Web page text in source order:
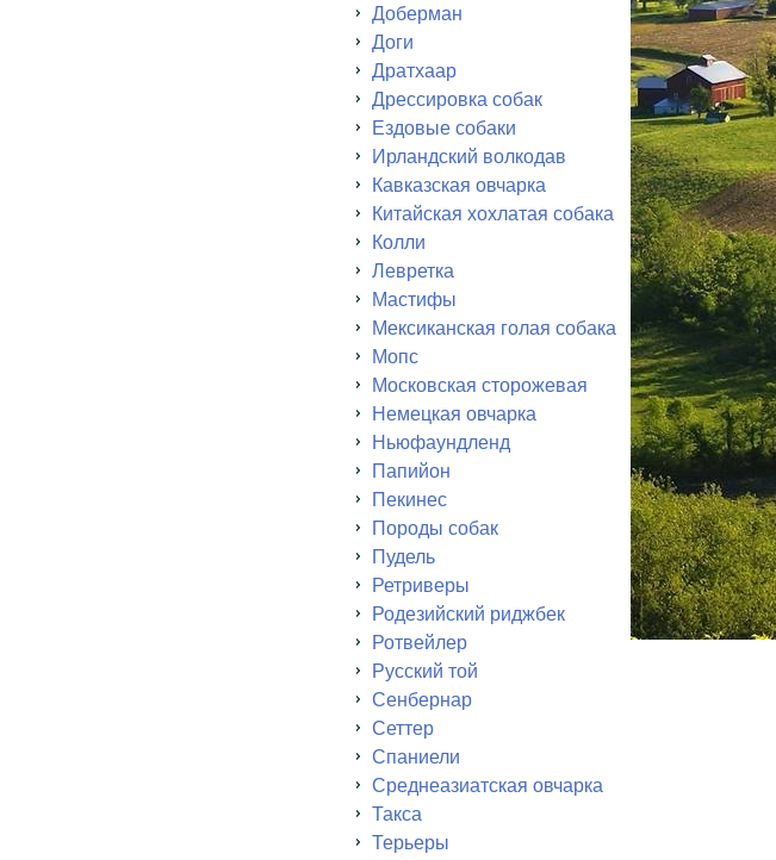
Доберман
Доги
Дратхаар
Дрессировка собак
Ездовые собаки
Ирландский волкодав
Кавказская овчарка
Китайская хохлатая собака
Колли
Левретка
Мастифы
Мексиканская голая собака
Мопс
Московская сторожевая
Немецкая овчарка
Ньюфаундленд
Папийон
Пекинес
Породы собак
Пудель
Ретриверы
Родезийский риджбек
Ротвейлер
Русский той
Сенбернар
Сеттер
Спаниели
Среднеазиатская овчарка
Такса
Терьеры